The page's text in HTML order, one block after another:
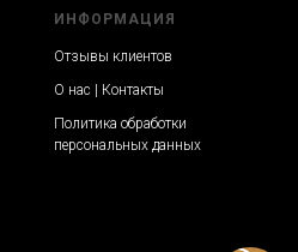
ИНФОРМАЦИЯ
Отзывы клиентов
О нас | Контакты
Политика обработки
персональных данных